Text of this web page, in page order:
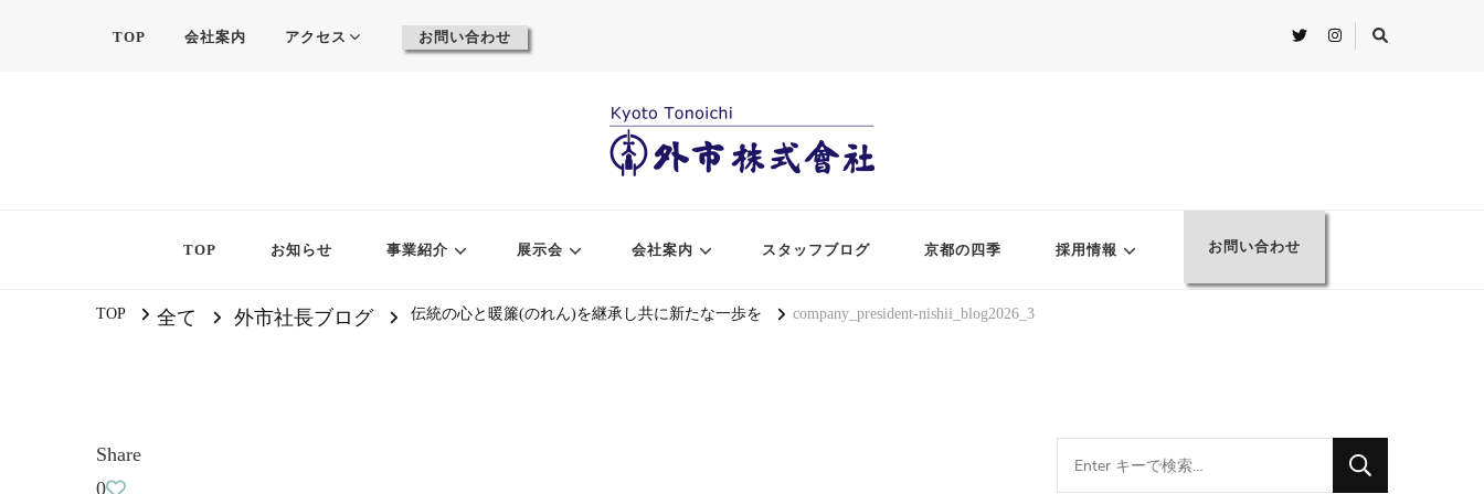
TOP 会社案内 アクセス お問い合わせ
TOP お知らせ 事業紹介 展示会 会社案内 スタッフブログ 京都の四季 採用情報 お問い合わせ
TOP 全て 外市社長ブログ 伝統の心と暖簾(のれん)を継承し共に新たな一歩を company_president-nishii_blog2026_3
Share
0
for